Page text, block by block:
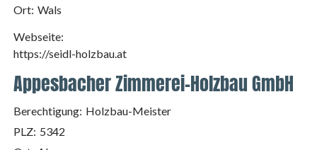
Ort: Wals
Webseite:
https://seidl-holzbau.at
Appesbacher Zimmerei-Holzbau GmbH
Berechtigung: Holzbau-Meister
PLZ: 5342